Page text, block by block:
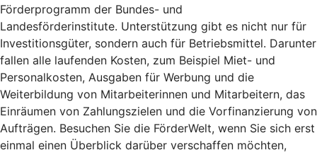
Förderprogramm der Bundes- und
Landesförderinstitute. Unterstützung gibt es nicht nur für
Investitionsgüter, sondern auch für Betriebsmittel. Darunter
fallen alle laufenden Kosten, zum Beispiel Miet- und
Personalkosten, Ausgaben für Werbung und die
Weiterbildung von Mitarbeiterinnen und Mitarbeitern, das
Einräumen von Zahlungszielen und die Vorfinanzierung von
Aufträgen. Besuchen Sie die FörderWelt, wenn Sie sich erst
einmal einen Überblick darüber verschaffen möchten,